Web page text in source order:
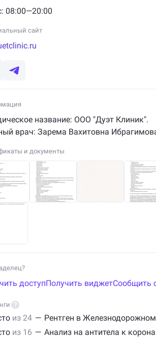
08:00—20:00
сайт
название: ООО "Дуэт Клиник".
врач: Зарема Вахитовна
и документы
доступПолучить виджетСообщить
из 24 — Рентген в Железнодорожном
из 16 — Анализ на антитела к